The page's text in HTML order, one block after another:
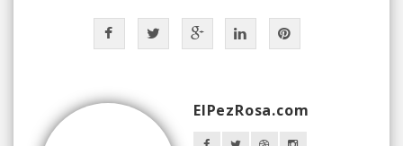
ElPezRosa.com